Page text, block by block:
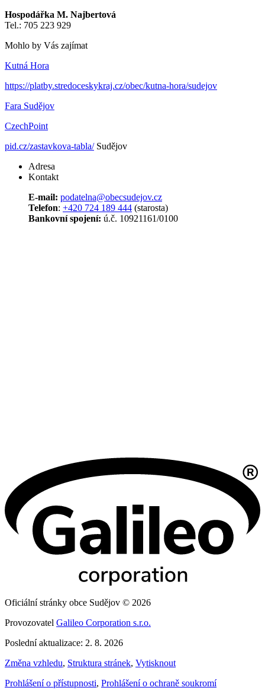
Hospodářka M. Najbertová
Tel.: 705 223 929
Mohlo by Vás zajímat
Kutná Hora
https://platby.stredoceskykraj.cz/obec/kutna-hora/sudejov
Fara Sudějov
CzechPoint
pid.cz/zastavkova-tabla/Sudějov
Adresa
Kontakt
E-mail: podatelna@obecsudejov.cz
Telefon: +420 724 189 444 (starosta)
Bankovní spojení: ú.č. 10921161/0100
Oficiální stránky obce Sudějov © 2026
Provozovatel Galileo Corporation s.r.o.
Poslední aktualizace: 2. 8. 2026
Změna vzhledu, Struktura stránek, Vytisknout
Prohlášení o přístupnosti, Prohlášení o ochraně soukromí